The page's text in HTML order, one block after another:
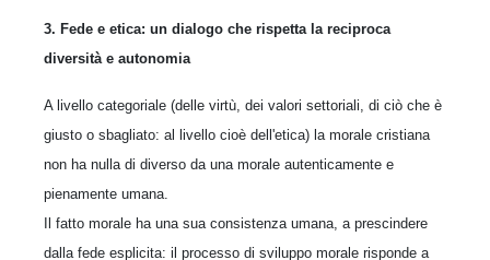
3. Fede e etica: un dialogo che rispetta la reciproca
diversità e autonomia
A livello categoriale (delle virtù, dei valori settoriali, di ciò che è
giusto o sbagliato: al livello cioè dell'etica) la morale cristiana
non ha nulla di diverso da una morale autenticamente e
pienamente umana.
Il fatto morale ha una sua consistenza umana, a prescindere
dalla fede esplicita: il processo di sviluppo morale risponde a